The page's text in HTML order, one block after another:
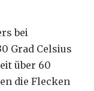
bei
Grad Celsius
über 60
die Flecken